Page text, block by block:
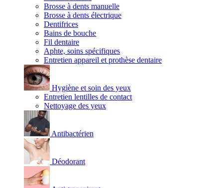
Brosse à dents manuelle
Brosse à dents électrique
Dentifrices
Bains de bouche
Fil dentaire
Aphte, soins spécifiques
Entretien appareil et prothèse dentaire
Hygiène et soin des yeux
Entretien lentilles de contact
Nettoyage des yeux
Antibactérien
Déodorant